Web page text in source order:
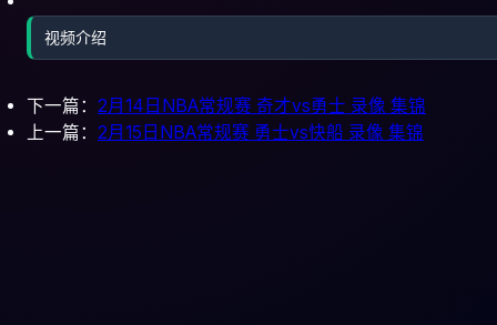
视频介绍
下一篇： 2月14日NBA常规赛 奇才vs勇士 录像 集锦
上一篇： 2月15日NBA常规赛 勇士vs快船 录像 集锦